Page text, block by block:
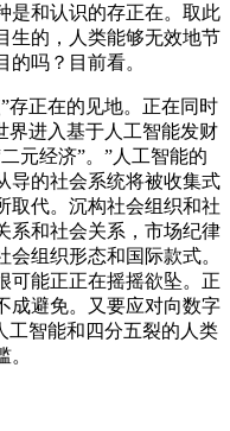
是和认识的存正在。取此
生的，人类能够无效地节
吗？目前看。
正在的见地。正在同时
界进入基于人工智能发财
元经济”。”人工智能的
导的社会系统将被收集式
取代。沉构社会组织和社
系和社会关系，市场纪律
组织形态和国际款式。
可能正正在摇摇欲坠。正
成避免。又要应对向数字
工智能和四分五裂的人类